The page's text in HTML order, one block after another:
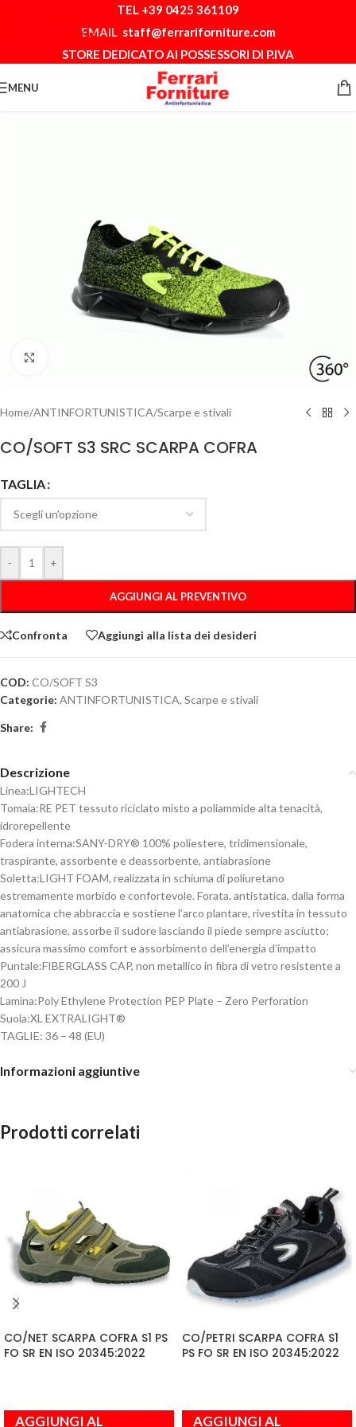
Skip to main content
TEL +39 0425 361109
EMAIL staff@ferrariforniture.com
STORE DEDICATO AI POSSESSORI DI P.IVA
MENU
Home/ANTINFORTUNISTICA/Scarpe e stivali
CO/SOFT S3 SRC SCARPA COFRA
TAGLIA
- +
AGGIUNGI AL PREVENTIVO
Confronta Aggiungi alla lista dei desideri
COD: CO/SOFT S3
Categorie: ANTINFORTUNISTICA, Scarpe e stivali
Share:
Descrizione
Linea:LIGHTECH
Tomaia:RE PET tessuto riciclato misto a poliammide alta tenacità,
idrorepellente
Fodera interna:SANY-DRY® 100% poliestere, tridimensionale,
traspirante, assorbente e deassorbente, antiabrasione
Soletta:LIGHT FOAM, realizzata in schiuma di poliuretano
estremamente morbido e confortevole. Forata, antistatica, dalla forma
anatomica che abbraccia e sostiene l’arco plantare, rivestita in tessuto
antiabrasione, assorbe il sudore lasciando il piede sempre asciutto;
assicura massimo comfort e assorbimento dell’energia d’impatto
Puntale:FIBERGLASS CAP, non metallico in fibra di vetro resistente a
200 J
Lamina:Poly Ethylene Protection PEP Plate – Zero Perforation
Suola:XL EXTRALIGHT®
TAGLIE: 36 – 48 (EU)
Informazioni aggiuntive
Prodotti correlati
CO/NET SCARPA COFRA S1 PS
FO SR EN ISO 20345:2022
AGGIUNGI AL
CO/PETRI SCARPA COFRA S1
PS FO SR EN ISO 20345:2022
AGGIUNGI AL